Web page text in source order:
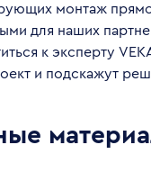
монтаж
для наших
к эксперту
и подскажут